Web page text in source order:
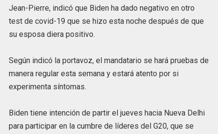
Jean-Pierre, indicó que Biden ha dado negativo en otro
test de covid-19 que se hizo esta noche después de que
su esposa diera positivo.
Según indicó la portavoz, el mandatario se hará pruebas de
manera regular esta semana y estará atento por si
experimenta síntomas.
Biden tiene intención de partir el jueves hacia Nueva Delhi
para participar en la cumbre de líderes del G20, que se